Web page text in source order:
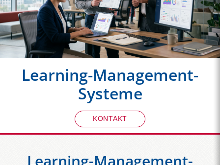
Learning-Management-
Systeme
KONTAKT
Learning-Management-